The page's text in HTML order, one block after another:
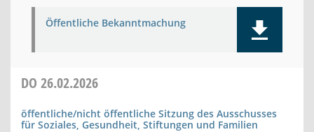
Öffentliche Bekanntmachung
DO 26.02.2026
öffentliche/nicht öffentliche Sitzung des Ausschusses
für Soziales, Gesundheit, Stiftungen und Familien